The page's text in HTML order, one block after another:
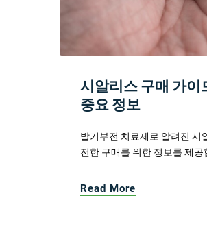
시알리스 구매 가
중요 정보
발기부전 치료제로 알려진 시
전한 구매를 위한 정보를 제공
Read More